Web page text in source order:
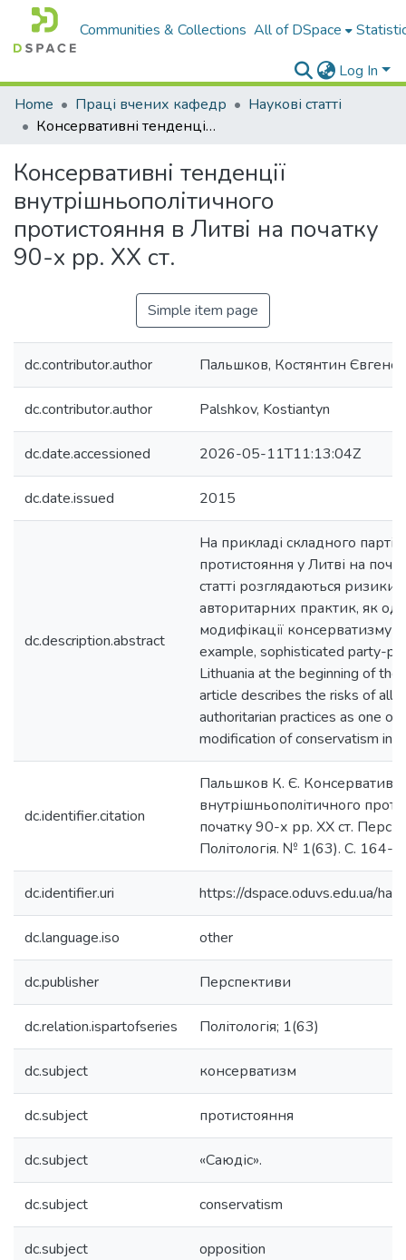
Communities & Collections All of DSpace
Log In
Home
Праці вчених кафедр
Наукові статті
Консервативні тенденції внутрішньополітичного протистояння в Литві на початку 90-х рр. ХХ ст.
Консервативні тенденції
внутрішньополітичного
протистояння в Литві на початку
90-х рр. ХХ ст.
Simple item page
dc.contributor.author Пальшков, Костянтин
dc.contributor.author Palshkov, Kostiantyn
dc.date.accessioned 2026-05-11T11:13:04Z
dc.date.issued 2015
dc.description.abstract
На прикладі складного
протистояння у Литві на
статті розглядаються
авторитарних практик, як
модифікації консерватизму
example, sophisticated party-
Lithuania at the beginning of the
article describes the risks of
authoritarian practices as one of
modification of conservatism in
dc.identifier.citation
Пальшков К. Є.
внутрішньополітичного
початку 90-х рр. ХХ ст.
Політологія. № 1(63). С. 164-
dc.identifier.uri https://dspace.oduvs.edu.ua/
dc.language.iso other
dc.publisher Перспективи
dc.relation.ispartofseries Політологія; 1(63)
dc.subject консерватизм
dc.subject протистояння
dc.subject «Саюдіс».
dc.subject conservatism
dc.subject opposition